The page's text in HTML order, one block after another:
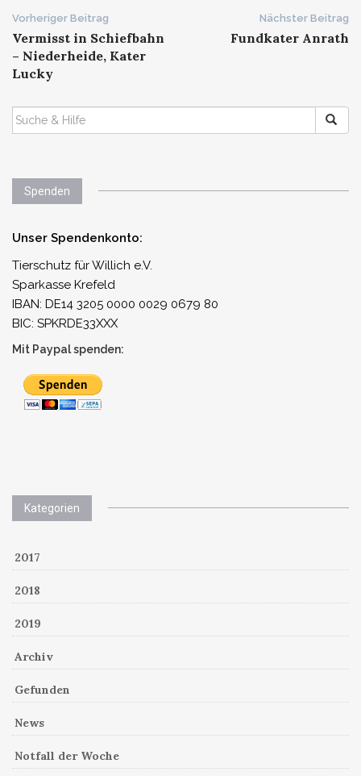
Beitrags-
Navigation
Vorheriger Beitrag
Vermisst in Schiefbahn
– Niederheide, Kater
Lucky
Nächster Beitrag
Fundkater Anrath
SUCHEN
NACH:
Spenden
Unser Spendenkonto:
Tierschutz für Willich e.V.
Sparkasse Krefeld
IBAN: DE14 3205 0000 0029 0679 80
BIC: SPKRDE33XXX
Mit Paypal spenden:
Kategorien
2017
2018
2019
Archiv
Gefunden
News
Notfall der Woche